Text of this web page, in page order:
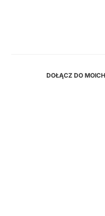
DOŁĄCZ DO